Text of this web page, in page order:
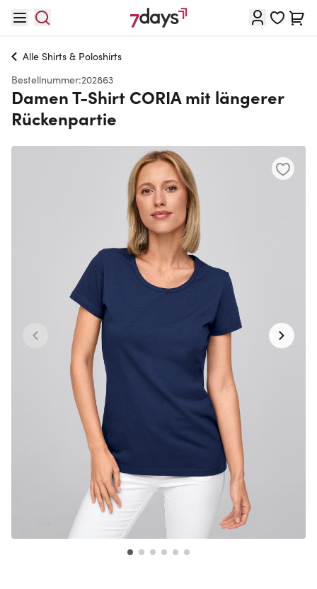
Alle Shirts & Poloshirts
Bestellnummer:202863
Damen T-Shirt CORIA mit längerer
Rückenpartie